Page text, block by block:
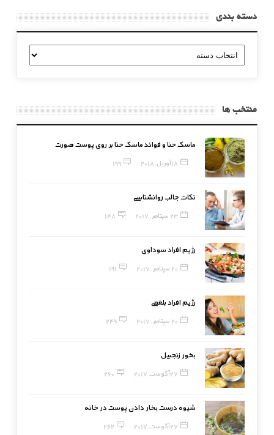
دسته بندی
دسته
بندی
منتخب ها
ماسک حنا و فوائد ماسک حنا بر روی پوست صورت
18 آوریل, 2018 199
نکات جالب روانشناسی
23 سپتامبر, 2017 148
رژیم افراد سوداوی
20 سپتامبر, 2017 191
رژیم افراد بلغمی
20 سپتامبر, 2017 249
بخور زنجبیل
27 آگوست, 2017 260
شیوه درست بخار دادن پوست در خانه
27 آگوست, 2017 262